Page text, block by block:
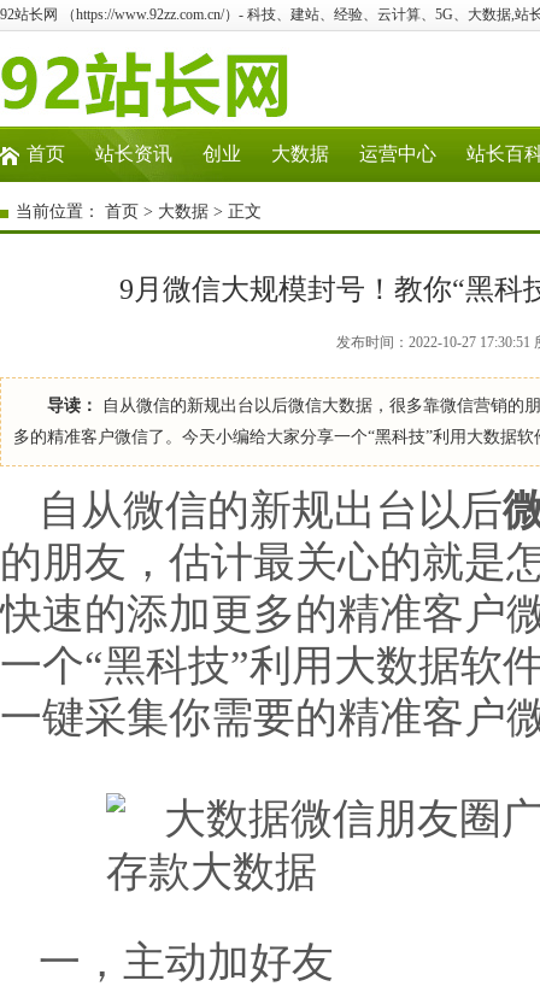
92站长网 （https://www.92zz.com.cn/）- 科技、建站、经验、云计算、5G、大数据,站
首页 站长资讯 创业 大数据 运营中心 站长百
当前位置： 首页 > 大数据 > 正文
9月微信大规模封号！教你“黑科
发布时间：2022-10-27
导读：
自从微信的新规出台以后微信大数据，很多靠微信营销的
多的精准客户微信了。今天小编给大家分享一个“黑科技”利用大数据软
自从微信的新规出台以后
的朋友，估计最关心的就是
快速的添加更多的精准客户
一个“黑科技”利用大数据软
一键采集你需要的精准客户
一，主动加好友